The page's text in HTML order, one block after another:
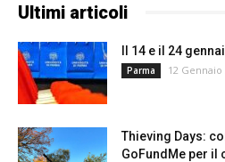
Ultimi articoli
Il 14 e il 24
Parma 12 Gennaio
Thieving Days:
GoFundMe per il